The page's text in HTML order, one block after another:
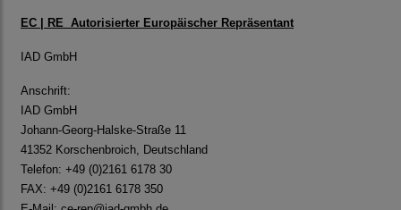
EC | RE Autorisierter Europäischer Repräsentant
IAD GmbH
Anschrift:
IAD GmbH
Johann-Georg-Halske-Straße 11
41352 Korschenbroich, Deutschland
Telefon: +49 (0)2161 6178 30
FAX: +49 (0)2161 6178 350